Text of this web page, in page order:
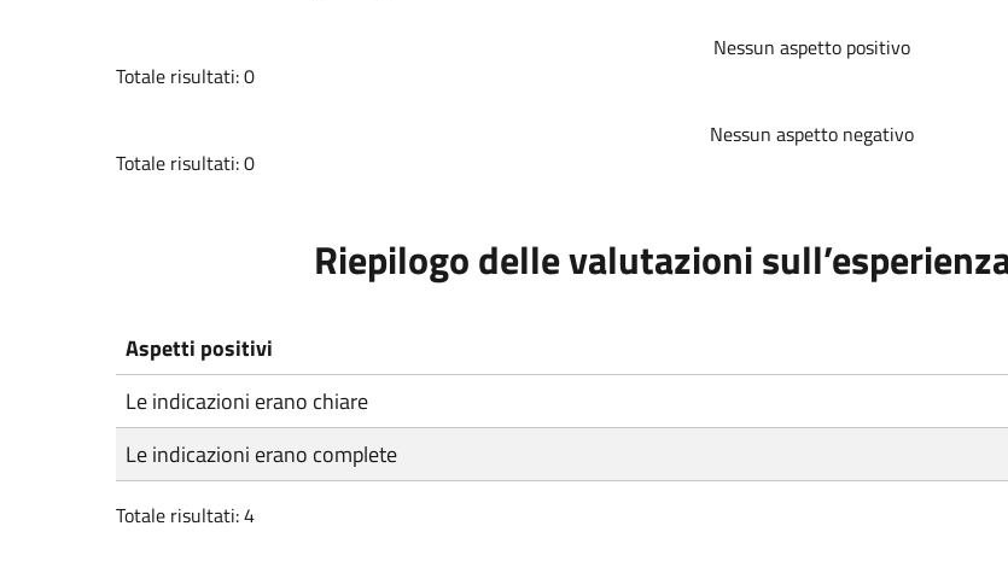
Nessun aspetto positivo
Totale risultati: 0
Nessun aspetto negativo
Totale risultati: 0
Riepilogo delle valutazioni
Aspetti positivi
Le indicazioni erano chiare
Le indicazioni erano complete
Totale risultati: 4